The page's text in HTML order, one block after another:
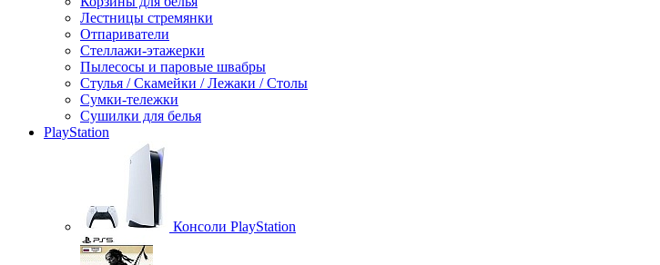
Лестницы стремянки
Отпариватели
Стеллажи-этажерки
Пылесосы и паровые швабры
Стулья / Скамейки / Лежаки / Столы
Сумки-тележки
Сушилки для белья
PlayStation
Консоли PlayStation